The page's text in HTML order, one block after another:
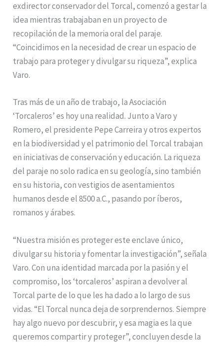
exdirector conservador del Torcal, comenzó a gestar la
idea mientras trabajaban en un proyecto de
recopilación de la memoria oral del paraje.
“Coincidimos en la necesidad de crear un espacio de
trabajo para proteger y divulgar su riqueza”, explica
Varo.
Tras más de un año de trabajo, la Asociación
‘Torcaleros’ es hoy una realidad. Junto a Varo y
Romero, el presidente Pepe Carreira y otros expertos
en la biodiversidad y el patrimonio del Torcal trabajan
en iniciativas de conservación y educación. La riqueza
del paraje no solo radica en su geología, sino también
en su historia, con vestigios de asentamientos
humanos desde el 8500 a.C., pasando por íberos,
romanos y árabes.
“Nuestra misión es proteger este enclave único,
divulgar su historia y fomentar la investigación”, señala
Varo. Con una identidad marcada por la pasión y el
compromiso, los ‘torcaleros’ aspiran a devolver al
Torcal parte de lo que les ha dado a lo largo de sus
vidas. “El Torcal nunca deja de sorprendernos. Siempre
hay algo nuevo por descubrir, y esa magia es la que
queremos compartir y proteger”, concluyen desde la